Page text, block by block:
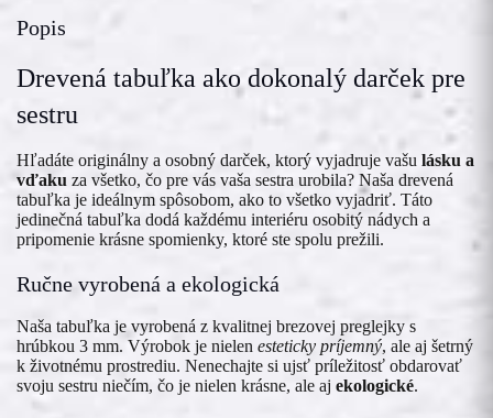
Popis
Drevená tabuľka ako dokonalý darček pre
sestru
Hľadáte originálny a osobný darček, ktorý vyjadruje vašu lásku a
vďaku za všetko, čo pre vás vaša sestra urobila? Naša drevená
tabuľka je ideálnym spôsobom, ako to všetko vyjadriť. Táto
jedinečná tabuľka dodá každému interiéru osobitý nádych a
pripomenie krásne spomienky, ktoré ste spolu prežili.
Ručne vyrobená a ekologická
Naša tabuľka je vyrobená z kvalitnej brezovej preglejky s
hrúbkou 3 mm. Výrobok je nielen esteticky príjemný, ale aj šetrný
k životnému prostrediu. Nenechajte si ujsť príležitosť obdarovať
svoju sestru niečím, čo je nielen krásne, ale aj ekologické.